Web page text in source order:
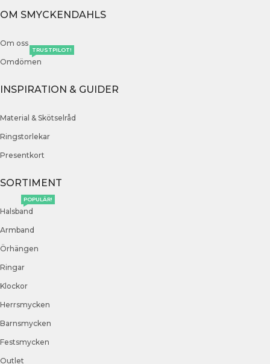
OM SMYCKENDAHLS
Om oss
Omdömen
TRUSTPILOT!
INSPIRATION & GUIDER
Material & Skötselråd
Ringstorlekar
Presentkort
SORTIMENT
Halsband
POPULÄR!
Armband
Örhängen
Ringar
Klockor
Herrsmycken
Barnsmycken
Festsmycken
Outlet